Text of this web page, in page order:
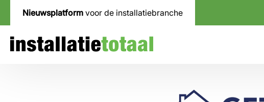
Nieuwsplatform voor de installatiebranche